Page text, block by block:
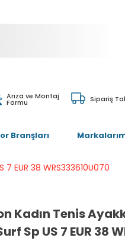
Sipariş
Arıza ve Montaj
Formu
Branşları
EUR 38 WRS333610U070
Kadın Tenis
Sp US 7 EUR 38